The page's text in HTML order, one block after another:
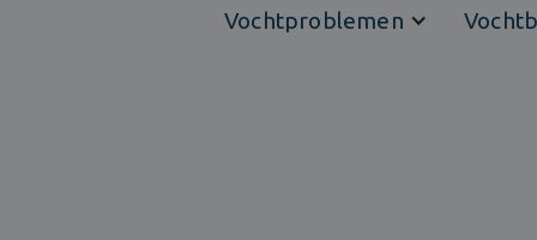
Vochtproblemen